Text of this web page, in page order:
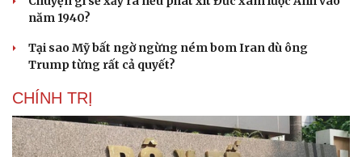
năm 1940?
Tại sao Mỹ bất ngờ ngừng ném bom Iran dù ông
Trump từng rất cả quyết?
CHÍNH TRỊ